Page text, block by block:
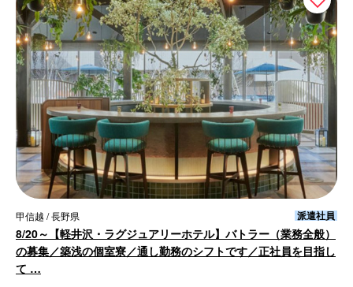
甲信越 / 長野県 派遣社員
8/20～【軽井沢・ラグジュアリーホテル】バトラー（業務全般）
の募集／築浅の個室寮／通し勤務のシフトです／正社員を目指し
て …